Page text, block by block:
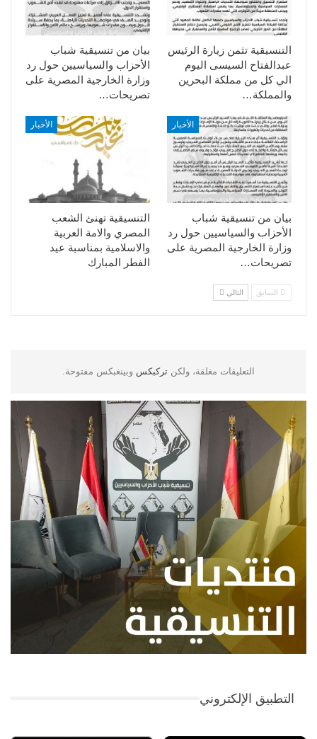
بيان من تنسيقية شباب
الأحزاب والسياسيين حول رد
وزارة الخارجية المصرية على
تصريحات…
التنسيقية تثمن زيارة الرئيس
عبدالفتاح السيسى اليوم
الي كل من مملكة البحرين
والمملكة…
الأخبار
التنسيقية تهنئ الشعب
المصري والامة العربية
والاسلامية بمناسبة عيد
الفطر المبارك
الأخبار
بيان من تنسيقية شباب
الأحزاب والسياسيين حول رد
وزارة الخارجية المصرية على
تصريحات…
السابق التالي
التعليقات مغلقة، ولكن تركبكس وبينغبكس مفتوحة.
التطبيق الإلكتروني